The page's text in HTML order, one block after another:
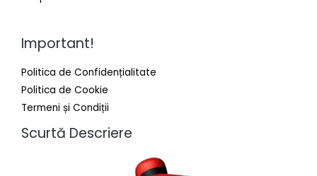
Important!
Politica de Confidențialitate
Politica de Cookie
Termeni și Condiții
Scurtă Descriere